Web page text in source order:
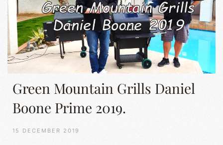
Green Mountain Grills Daniel
Boone Prime 2019.
15 DECEMBER 2019